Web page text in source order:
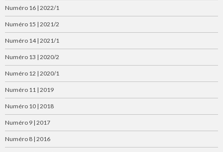
Numéro 16 | 2022/1
Numéro 15 | 2021/2
Numéro 14 | 2021/1
Numéro 13 | 2020/2
Numéro 12 | 2020/1
Numéro 11 | 2019
Numéro 10 | 2018
Numéro 9 | 2017
Numéro 8 | 2016